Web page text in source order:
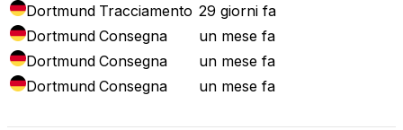
Dortmund Tracciamento 29 giorni fa
Dortmund Consegna
un mese fa
Dortmund Consegna
un mese fa
Dortmund Consegna un mese fa